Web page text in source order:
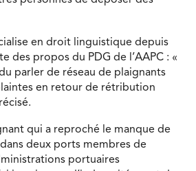
en droit linguistique depuis
des propos du PDG de l’AAPC : «
parler de réseau de plaignants
en retour de rétribution
qui a reproché le manque de
deux ports membres de
portuaires